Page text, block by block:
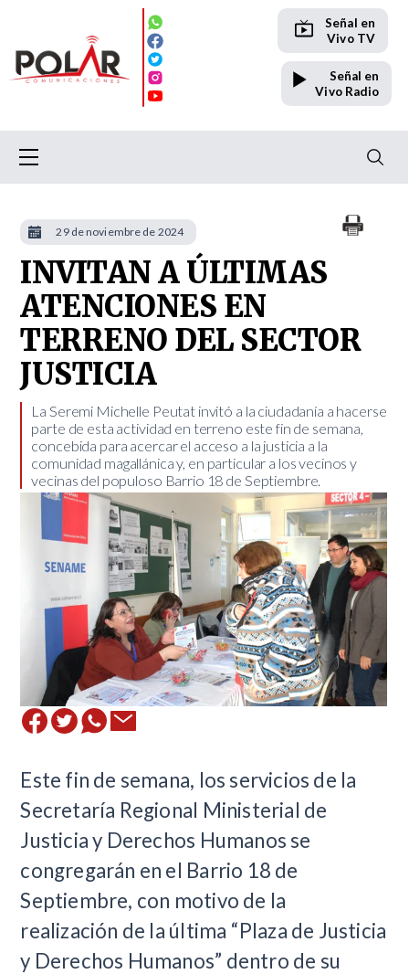
Señal en
Vivo TV
Señal en
Vivo Radio
INVITAN A ÚLTIMAS
ATENCIONES EN
TERRENO DEL SECTOR
JUSTICIA
​La Seremi Michelle Peutat invitó a la ciudadanía a hacerse
parte de esta actividad en terreno este fin de semana,
concebida para acercar el acceso a la justicia a la
comunidad magallánica y, en particular a los vecinos y
vecinas del populoso Barrio 18 de Septiembre.
​Este fin de semana, los servicios de la
Secretaría Regional Ministerial de
Justicia y Derechos Humanos se
congregarán en el Barrio 18 de
Septiembre, con motivo de la
realización de la última “Plaza de Justicia
y Derechos Humanos” dentro de su
29 de noviembre de 2024